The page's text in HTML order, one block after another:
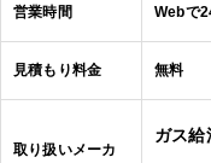
営業時間 Webで
見積もり料金 無料
取り扱いメーカ
ガス給